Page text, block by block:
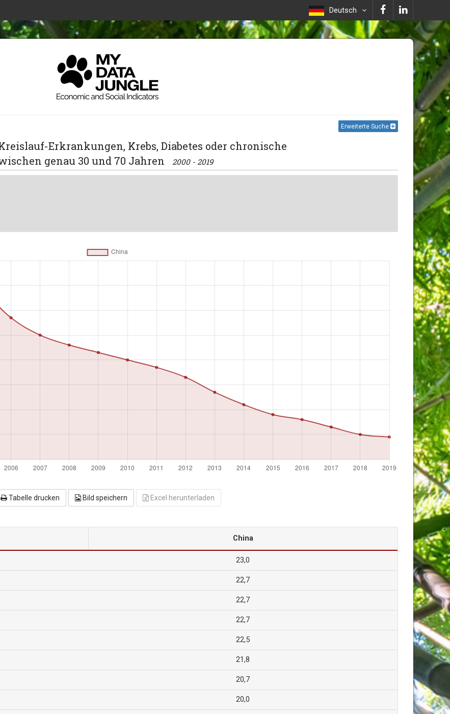
Deutsch
Erweiterte Suche
Erkrankungen, Krebs, Diabetes oder chronische
genau 30 und 70 Jahren
2000 - 2019
Tabelle drucken Bild speichern Excel herunterladen
China
23,0
22,7
22,7
22,7
22,5
21,8
20,7
20,0